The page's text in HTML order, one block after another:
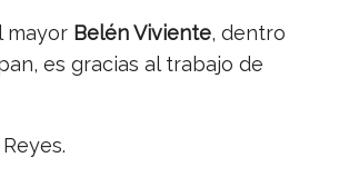
mayor Belén Viviente, dentro
es gracias al trabajo de